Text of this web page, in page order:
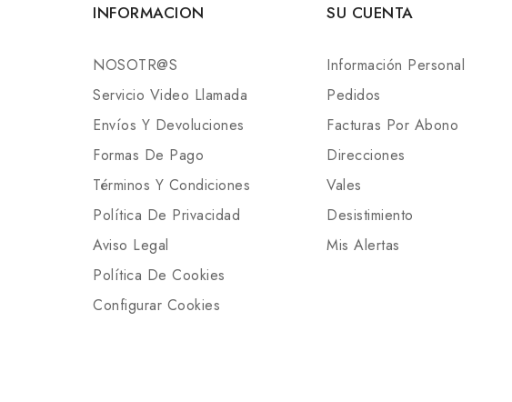
INFORMACION
NOSOTR@S
Servicio Video Llamada
Envíos Y Devoluciones
Formas De Pago
Términos Y Condiciones
Política De Privacidad
Aviso Legal
Política De Cookies
Configurar Cookies
SU CUENTA
Información Personal
Pedidos
Facturas Por Abono
Direcciones
Vales
Desistimiento
Mis Alertas